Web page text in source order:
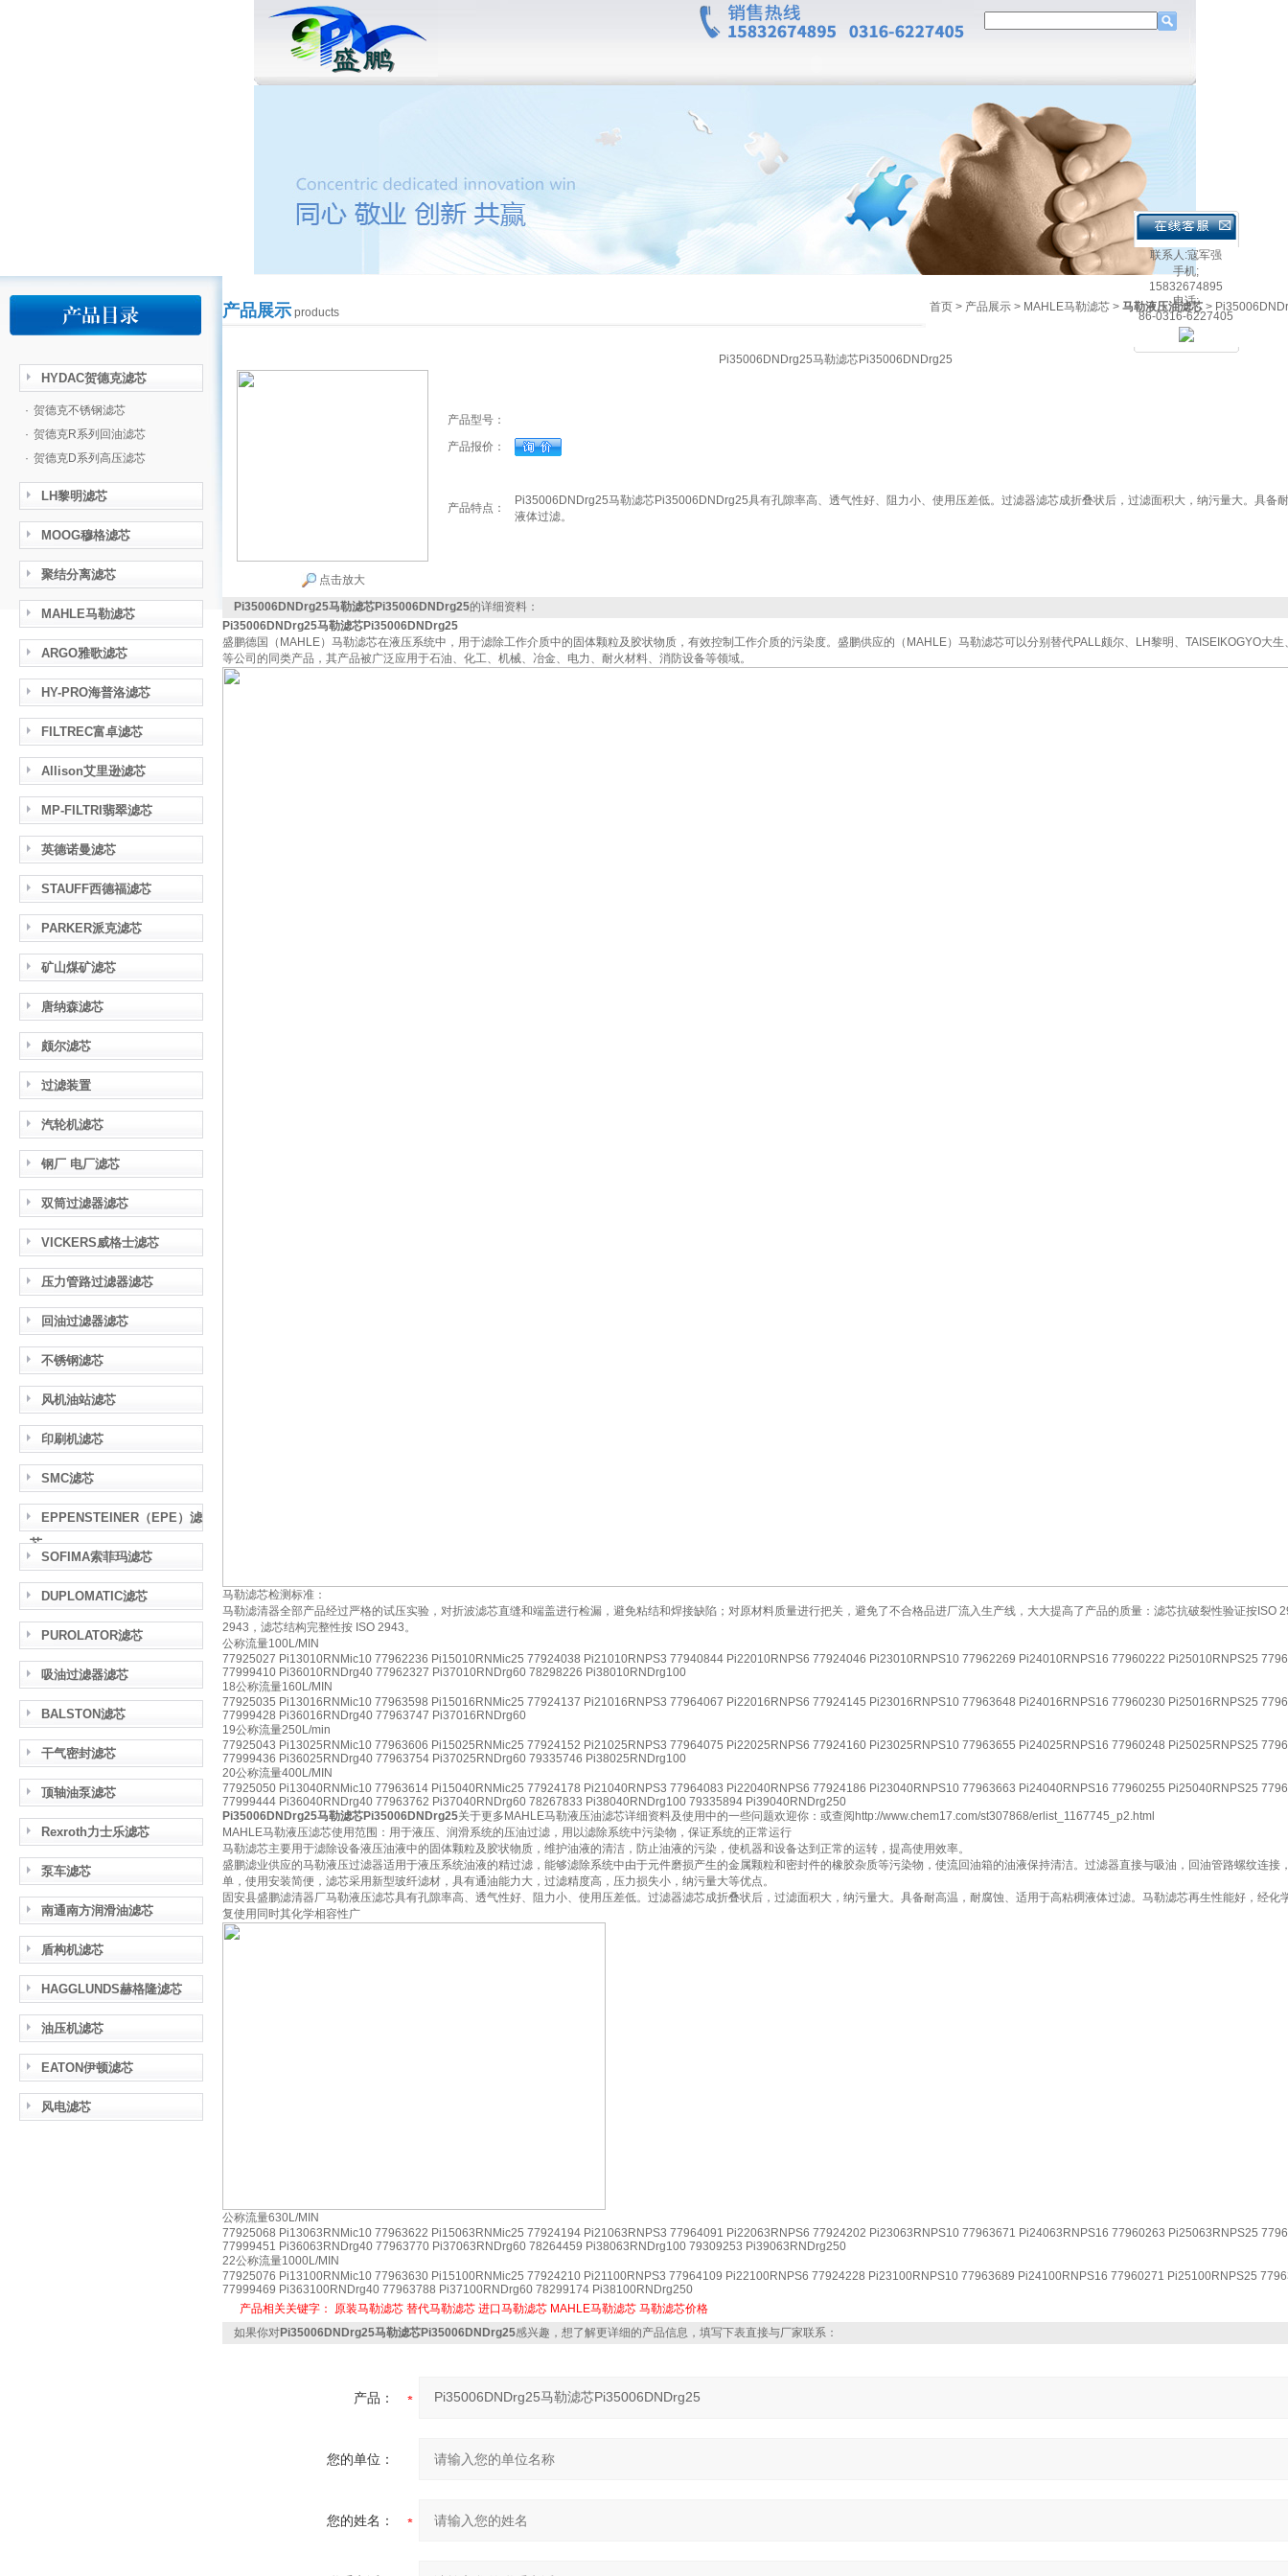
HYDAC贺德克滤芯
· 贺德克不锈钢滤芯
· 贺德克R系列回油滤芯
· 贺德克D系列高压滤芯
LH黎明滤芯
MOOG穆格滤芯
聚结分离滤芯
MAHLE马勒滤芯
ARGO雅歌滤芯
HY-PRO海普洛滤芯
FILTREC富卓滤芯
Allison艾里逊滤芯
MP-FILTRI翡翠滤芯
英德诺曼滤芯
STAUFF西德福滤芯
PARKER派克滤芯
矿山煤矿滤芯
唐纳森滤芯
颇尔滤芯
过滤装置
汽轮机滤芯
钢厂 电厂滤芯
双筒过滤器滤芯
VICKERS威格士滤芯
压力管路过滤器滤芯
回油过滤器滤芯
不锈钢滤芯
风机油站滤芯
印刷机滤芯
SMC滤芯
EPPENSTEINER（EPE）滤
芯
SOFIMA索菲玛滤芯
DUPLOMATIC滤芯
PUROLATOR滤芯
吸油过滤器滤芯
BALSTON滤芯
干气密封滤芯
顶轴油泵滤芯
Rexroth力士乐滤芯
泵车滤芯
南通南方润滑油滤芯
盾构机滤芯
HAGGLUNDS赫格隆滤芯
油压机滤芯
EATON伊顿滤芯
风电滤芯
产品展示 products 首页 > 产品展示 > MAHLE马勒滤芯 > 马勒液压油滤芯 >
Pi35006DNDrg25马勒滤芯Pi35006DNDrg25
点击放大
产品型号：
产品报价：
产品特点：
Pi35006DNDrg25马勒滤芯Pi35006DNDrg25具有孔隙率高、透气性好、阻力小、使用压差低。过滤器滤芯成折叠状后，过滤面积大，纳污量大。具备
液体过滤。
Pi35006DNDrg25马勒滤芯Pi35006DNDrg25的详细资料：
Pi35006DNDrg25马勒滤芯Pi35006DNDrg25
盛鹏德国（MAHLE）马勒滤芯在液压系统中，用于滤除工作介质中的固体颗粒及胶状物质，有效控制工作介质的污染度。盛鹏供应的（MAHLE）马勒滤芯可以分别替代PALL颇尔、LH黎明、TAISEIKOGYO大
等公司的同类产品，其产品被广泛应用于石油、化工、机械、冶金、电力、耐火材料、消防设备等领域。
马勒滤芯检测标准：
马勒滤清器全部产品经过严格的试压实验，对折波滤芯直缝和端盖进行检漏，避免粘结和焊接缺陷；对原材料质量进行把关，避免了不合格品进厂流入生产线，大大提高了产品的质量：滤芯抗破裂性验证按ISO
2943，滤芯结构完整性按 ISO 2943。
公称流量100L/MIN
77925027 Pi13010RNMic10 77962236 Pi15010RNMic25 77924038 Pi21010RNPS3 77940844 Pi22010RNPS6 77924046 Pi23010RNPS10 77962269 Pi24010RNPS16 77960222 Pi25010RNPS25
77999410 Pi36010RNDrg40 77962327 Pi37010RNDrg60 78298226 Pi38010RNDrg100
18公称流量160L/MIN
77925035 Pi13016RNMic10 77963598 Pi15016RNMic25 77924137 Pi21016RNPS3 77964067 Pi22016RNPS6 77924145 Pi23016RNPS10 77963648 Pi24016RNPS16 77960230 Pi25016RNPS25
77999428 Pi36016RNDrg40 77963747 Pi37016RNDrg60
19公称流量250L/min
77925043 Pi13025RNMic10 77963606 Pi15025RNMic25 77924152 Pi21025RNPS3 77964075 Pi22025RNPS6 77924160 Pi23025RNPS10 77963655 Pi24025RNPS16 77960248 Pi25025RNPS25
77999436 Pi36025RNDrg40 77963754 Pi37025RNDrg60 79335746 Pi38025RNDrg100
20公称流量400L/MIN
77925050 Pi13040RNMic10 77963614 Pi15040RNMic25 77924178 Pi21040RNPS3 77964083 Pi22040RNPS6 77924186 Pi23040RNPS10 77963663 Pi24040RNPS16 77960255 Pi25040RNPS25
77999444 Pi36040RNDrg40 77963762 Pi37040RNDrg60 78267833 Pi38040RNDrg100 79335894 Pi39040RNDrg250
Pi35006DNDrg25马勒滤芯Pi35006DNDrg25关于更多MAHLE马勒液压油滤芯详细资料及使用中的一些问题欢迎你：或查阅http://www.chem17.com/st307868/erlist_1167745_p2.html
MAHLE马勒液压滤芯使用范围：用于液压、润滑系统的压油过滤，用以滤除系统中污染物，保证系统的正常运行
马勒滤芯主要用于滤除设备液压油液中的固体颗粒及胶状物质，维护油液的清洁，防止油液的污染，使机器和设备达到正常的运转，提高使用效率。
盛鹏滤业供应的马勒液压过滤器适用于液压系统油液的精过滤，能够滤除系统中由于元件磨损产生的金属颗粒和密封件的橡胶杂质等污染物，使流回油箱的油液保持清洁。过滤器直接与吸油，回油管路螺纹连接
单，使用安装简便，滤芯采用新型玻纤滤材，具有通油能力大，过滤精度高，压力损失小，纳污量大等优点。
固安县盛鹏滤清器厂马勒液压滤芯具有孔隙率高、透气性好、阻力小、使用压差低。过滤器滤芯成折叠状后，过滤面积大，纳污量大。具备耐高温，耐腐蚀、适用于高粘稠液体过滤。马勒滤芯再生性能好，经化
复使用同时其化学相容性广
公称流量630L/MIN
77925068 Pi13063RNMic10 77963622 Pi15063RNMic25 77924194 Pi21063RNPS3 77964091 Pi22063RNPS6 77924202 Pi23063RNPS10 77963671 Pi24063RNPS16 77960263 Pi25063RNPS25
77999451 Pi36063RNDrg40 77963770 Pi37063RNDrg60 78264459 Pi38063RNDrg100 79309253 Pi39063RNDrg250
22公称流量1000L/MIN
77925076 Pi13100RNMic10 77963630 Pi15100RNMic25 77924210 Pi21100RNPS3 77964109 Pi22100RNPS6 77924228 Pi23100RNPS10 77963689 Pi24100RNPS16 77960271 Pi25100RNPS25
77999469 Pi363100RNDrg40 77963788 Pi37100RNDrg60 78299174 Pi38100RNDrg250
产品相关关键字： 原装马勒滤芯 替代马勒滤芯 进口马勒滤芯 MAHLE马勒滤芯 马勒滤芯价格
如果你对Pi35006DNDrg25马勒滤芯Pi35006DNDrg25感兴趣，想了解更详细的产品信息，填写下表直接与厂家联系：
产品：
您的单位：
您的姓名：
联系人:寇军强
手机;
15832674895
电话:
86-0316-6227405